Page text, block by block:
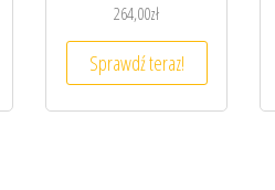
264,00zł
Sprawdź teraz!